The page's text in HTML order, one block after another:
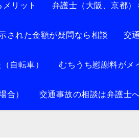
リット 弁護士（大阪、京都
された金額が疑問なら相談 交
自転車） むちうち慰謝料がメ
合） 交通事故の相談は弁護士